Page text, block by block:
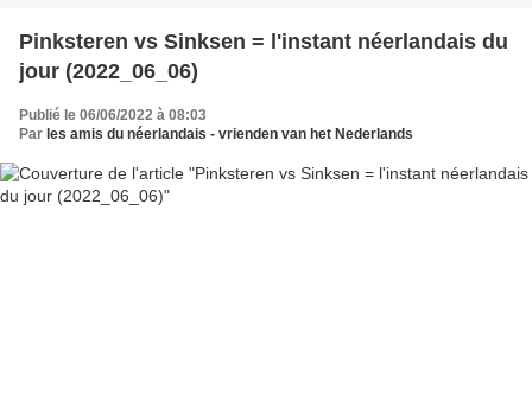
Pinksteren vs Sinksen = l'instant néerlandais du
jour (2022_06_06)
Publié le 06/06/2022 à 08:03
Par les amis du néerlandais - vrienden van het Nederlands